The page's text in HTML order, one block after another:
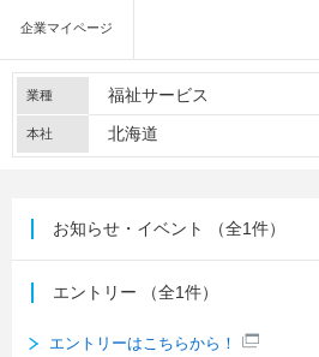
企業マイページ
業種 福祉サービス
本社 北海道
お知らせ・イベント （全1件）
エントリー （全1件）
エントリーはこちらから！